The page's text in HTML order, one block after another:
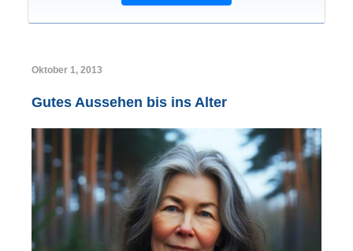
Oktober 1, 2013
Gutes Aussehen bis ins Alter